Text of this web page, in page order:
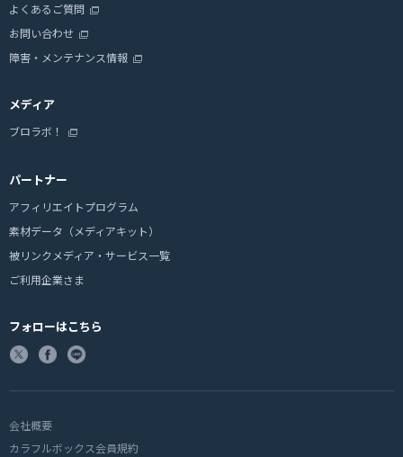
よくあるご質問
お問い合わせ
障害・メンテナンス情報
メディア
ブロラボ！
パートナー
アフィリエイトプログラム
素材データ（メディアキット）
被リンクメディア・サービス一覧
ご利用企業さま
フォローはこちら
会社概要
カラフルボックス会員規約